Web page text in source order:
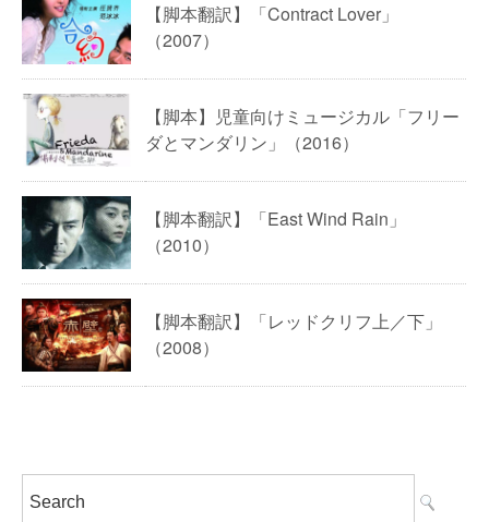
【脚本翻訳】「Contract Lover」
（2007）
【脚本】児童向けミュージカル「フリー
ダとマンダリン」（2016）
【脚本翻訳】「East Wind Rain」
（2010）
【脚本翻訳】「レッドクリフ上／下」
（2008）